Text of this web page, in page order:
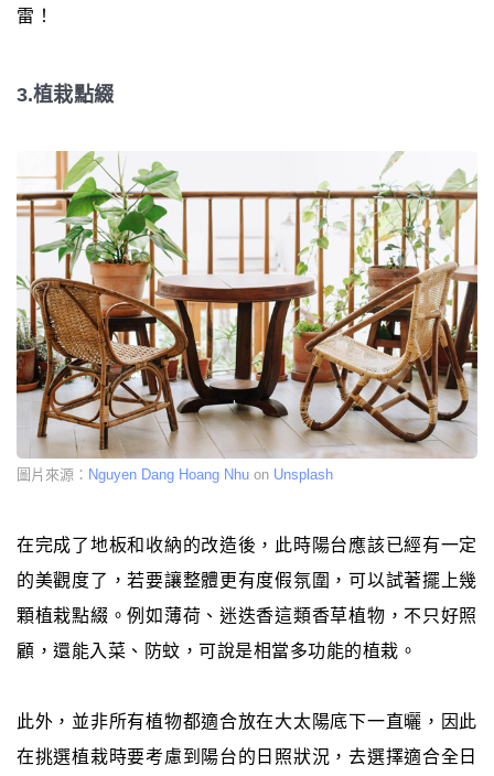
雷！
3.植栽點綴
圖片來源： Nguyen Dang Hoang Nhu on Unsplash
在完成了地板和收納的改造後，此時陽台應該已經有一定
的美觀度了，若要讓整體更有度假氛圍，可以試著擺上幾
顆植栽點綴。例如薄荷、迷迭香這類香草植物，不只好照
顧，還能入菜、防蚊，可說是相當多功能的植栽。
此外，並非所有植物都適合放在大太陽底下一直曬，因此
在挑選植栽時要考慮到陽台的日照狀況，去選擇適合全日